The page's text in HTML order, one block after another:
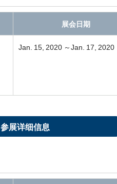
展会日期
Jan. 15, 2020 ～Jan. 17, 2020
参展详细信息